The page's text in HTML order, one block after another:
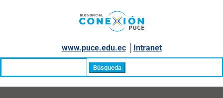
www.puce.edu.ec│ Intranet